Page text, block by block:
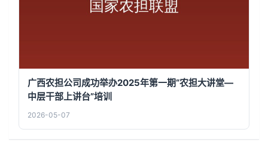
广西农担公司成功举办2025年第一期“农担大讲堂—
中层干部上讲台”培训
2026-05-07